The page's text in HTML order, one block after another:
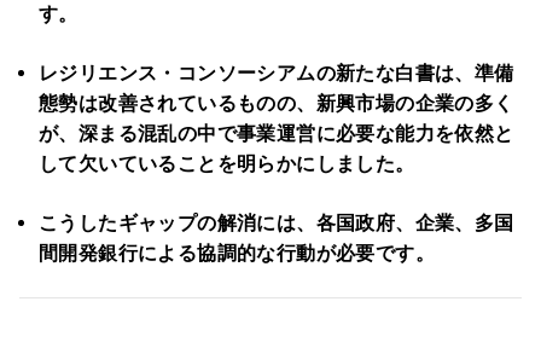
す。
レジリエンス・コンソーシアムの新たな白書は、準備
態勢は改善されているものの、新興市場の企業の多く
が、深まる混乱の中で事業運営に必要な能力を依然と
して欠いていることを明らかにしました。
こうしたギャップの解消には、各国政府、企業、多国
間開発銀行による協調的な行動が必要です。